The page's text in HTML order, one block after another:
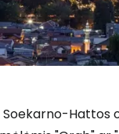
Soekarno-